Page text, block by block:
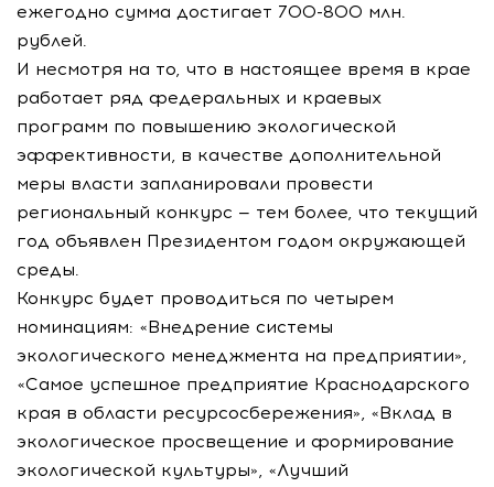
ежегодно сумма достигает 700-800 млн.
рублей.
И несмотря на то, что в настоящее время в крае
работает ряд федеральных и краевых
программ по повышению экологической
эффективности, в качестве дополнительной
меры власти запланировали провести
региональный конкурс — тем более, что текущий
год объявлен Президентом годом окружающей
среды.
Конкурс будет проводиться по четырем
номинациям: «Внедрение системы
экологического менеджмента на предприятии»,
«Самое успешное предприятие Краснодарского
края в области ресурсосбережения», «Вклад в
экологическое просвещение и формирование
экологической культуры», «Лучший